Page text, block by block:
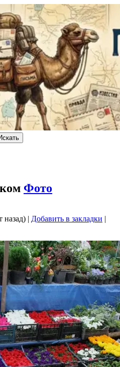
Фото
назад) | Добавить в закладки |